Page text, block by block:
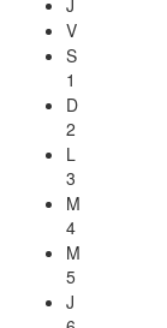
J
V
S
1
D
2
L
3
M
4
M
5
J